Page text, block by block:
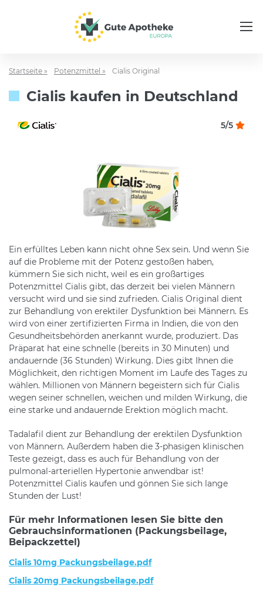
Startseite » Potenzmittel » Cialis Original
Cialis kaufen in Deutschland
5/5
Ein erfülltes Leben kann nicht ohne Sex sein. Und wenn Sie
auf die Probleme mit der Potenz gestoßen haben,
kümmern Sie sich nicht, weil es ein großartiges
Potenzmittel Cialis gibt, das derzeit bei vielen Männern
versucht wird und sie sind zufrieden. Cialis Original dient
zur Behandlung von erektiler Dysfunktion bei Männern. Es
wird von einer zertifizierten Firma in Indien, die von den
Gesundheitsbehörden anerkannt wurde, produziert. Das
Präparat hat eine schnelle (bereits in 30 Minuten) und
andauernde (36 Stunden) Wirkung. Dies gibt Ihnen die
Möglichkeit, den richtigen Moment im Laufe des Tages zu
wählen. Millionen von Männern begeistern sich für Cialis
wegen seiner schnellen, weichen und milden Wirkung, die
eine starke und andauernde Erektion möglich macht.
Tadalafil dient zur Behandlung der erektilen Dysfunktion
von Männern. Außerdem haben die 3-phasigen klinischen
Teste gezeigt, dass es auch für Behandlung von der
pulmonal-arteriellen Hypertonie anwendbar ist!
Potenzmittel Cialis kaufen und gönnen Sie sich lange
Stunden der Lust!
Für mehr Informationen lesen Sie bitte den
Gebrauchsinformationen (Packungsbeilage,
Beipackzettel)
Cialis 10mg Packungsbeilage.pdf
Cialis 20mg Packungsbeilage.pdf